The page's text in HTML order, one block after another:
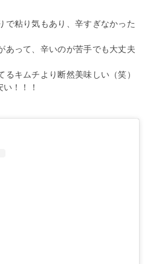
で粘り気もあり、辛すぎなかった
あって、辛いのが苦手でも大丈夫
キムチより断然美味しい（笑）
！！！